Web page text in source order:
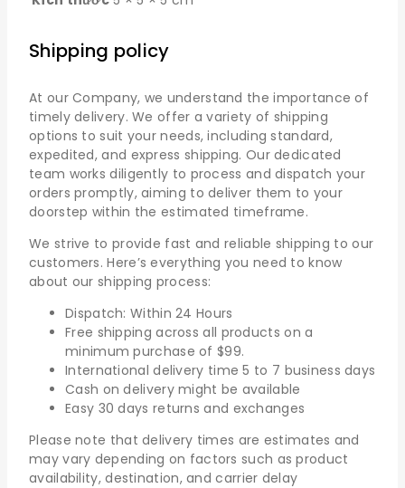
Shipping policy
At our Company, we understand the importance of
timely delivery. We offer a variety of shipping
options to suit your needs, including standard,
expedited, and express shipping. Our dedicated
team works diligently to process and dispatch your
orders promptly, aiming to deliver them to your
doorstep within the estimated timeframe.
We strive to provide fast and reliable shipping to our
customers. Here’s everything you need to know
about our shipping process:
Dispatch: Within 24 Hours
Free shipping across all products on a
minimum purchase of $99.
International delivery time 5 to 7 business days
Cash on delivery might be available
Easy 30 days returns and exchanges
Please note that delivery times are estimates and
may vary depending on factors such as product
availability, destination, and carrier delay